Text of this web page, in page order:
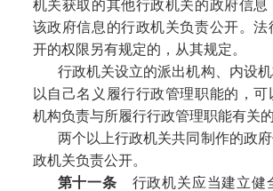
机关获取的其他行政机关的政府信
该政府信息的行政机关负责公开。
开的权限另有规定的，从其规定。
行政机关设立的派出机构、内设
以自己名义履行行政管理职能的，
机构负责与所履行行政管理职能有关
两个以上行政机关共同制作的政
政机关负责公开。
第十一条 行政机关应当建立健